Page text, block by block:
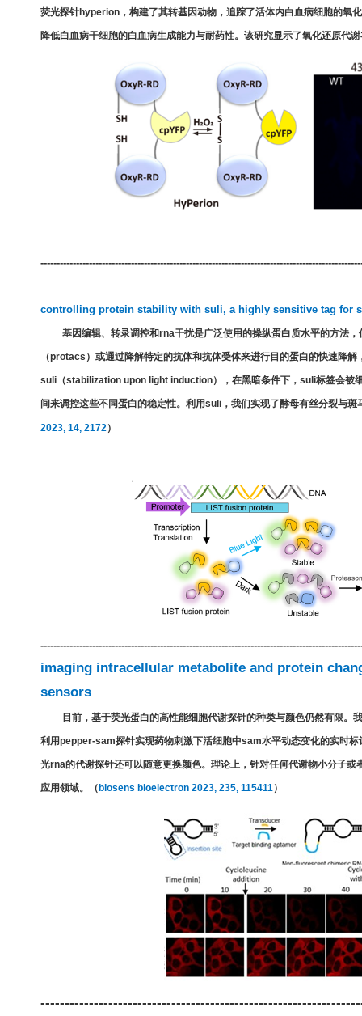
荧光探针hyperion ，构建了其转基因动物，追踪了活体内白血病细胞的氧
降低白血病干细胞的白血病生成能力与耐药性。该研究显示了氧化还原代
controlling protein stability with suli, a highly sensitive tag for
基因编辑、转录调控和rna干扰是广泛使用的操纵蛋白质水平的方法
（protacs ）或通过降解特定的抗体和抗体受体来进行目的蛋白的快速降
suli （stabilization upon light induction），在黑暗条件下， suli标签会被
间来调控这些不同蛋白的稳定性。利用suli ，我们实现了酵母有丝分裂与
2023, 14, 2172 ）
imaging intracellular metabolite and protein
sensors
目前，基于荧光蛋白的高性能细胞代谢探针的种类与颜色仍然有限。
利用pepper-sam探针实现药物刺激下活细胞中sam水平动态变化的实时
光rna的代谢探针还可以随意更换颜色。理论上，针对任何代谢物小分子
应用领域。（biosens bioelectron 2023, 235, 115411 ）